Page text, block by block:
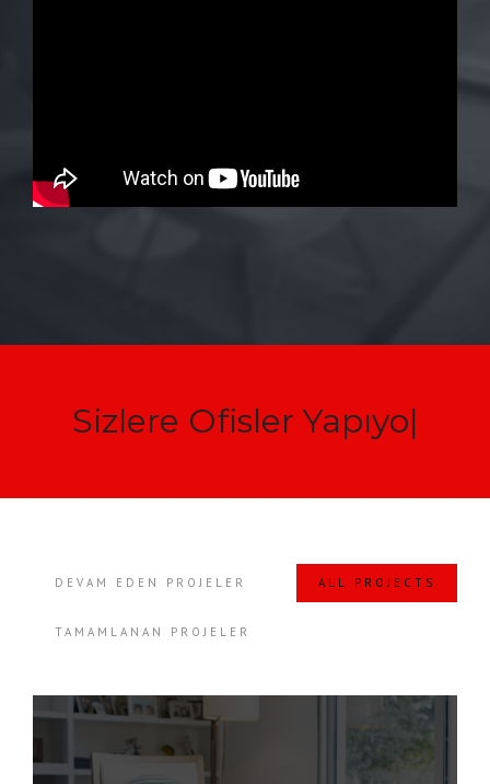
SizlereOfisler Yapıyoruz
ALL PROJECTS
DEVAM EDEN PROJELER
TAMAMLANAN PROJELER